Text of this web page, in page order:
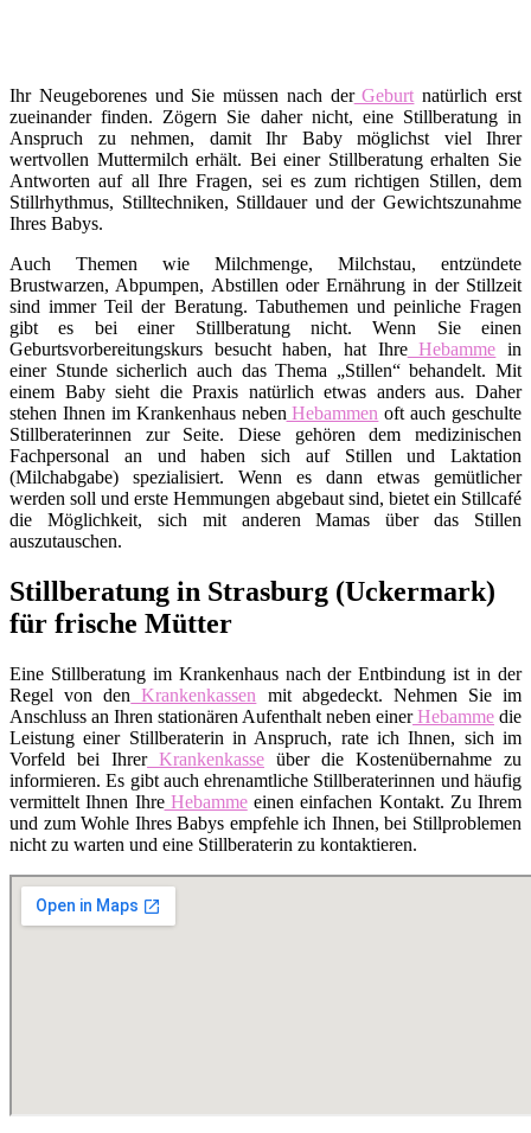
Ihr Neugeborenes und Sie müssen nach derGeburt natürlich erst
zueinander finden. Zögern Sie daher nicht, eine Stillberatung in
Anspruch zu nehmen, damit Ihr Baby möglichst viel Ihrer
wertvollen Muttermilch erhält. Bei einer Stillberatung erhalten Sie
Antworten auf all Ihre Fragen, sei es zum richtigen Stillen, dem
Stillrhythmus, Stilltechniken, Stilldauer und der Gewichtszunahme
Ihres Babys.
Auch Themen wie Milchmenge, Milchstau, entzündete
Brustwarzen, Abpumpen, Abstillen oder Ernährung in der Stillzeit
sind immer Teil der Beratung. Tabuthemen und peinliche Fragen
gibt es bei einer Stillberatung nicht. Wenn Sie einen
Geburtsvorbereitungskurs besucht haben, hat IhreHebamme in
einer Stunde sicherlich auch das Thema „Stillen“ behandelt. Mit
einem Baby sieht die Praxis natürlich etwas anders aus. Daher
stehen Ihnen im Krankenhaus neben Hebammen oft auch geschulte
Stillberaterinnen zur Seite. Diese gehören dem medizinischen
Fachpersonal an und haben sich auf Stillen und Laktation
(Milchabgabe) spezialisiert. Wenn es dann etwas gemütlicher
werden soll und erste Hemmungen abgebaut sind, bietet ein Stillcafé
die Möglichkeit, sich mit anderen Mamas über das Stillen
auszutauschen.
Stillberatung in Strasburg (Uckermark)
für frische Mütter
Eine Stillberatung im Krankenhaus nach der Entbindung ist in der
Regel von den Krankenkassen mit abgedeckt. Nehmen Sie im
Anschluss an Ihren stationären Aufenthalt neben einerHebamme die
Leistung einer Stillberaterin in Anspruch, rate ich Ihnen, sich im
Vorfeld bei IhrerKrankenkasse über die Kostenübernahme zu
informieren. Es gibt auch ehrenamtliche Stillberaterinnen und häufig
vermittelt Ihnen IhreHebammeeinen einfachen Kontakt. Zu Ihrem
und zum Wohle Ihres Babys empfehle ich Ihnen, bei Stillproblemen
nicht zu warten und eine Stillberaterin zu kontaktieren.